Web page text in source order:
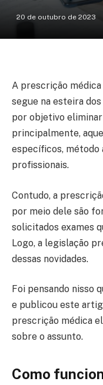
20 de outubro de 2023
A prescrição
segue na esteira dos
por objetivo
principalmente,
específicos, método
profissionais.
Contudo, a
por meio dele são
solicitados exames
Logo, a legislação
dessas novidades.
Foi pensando nisso
e publicou este
prescrição médica
sobre o assunto.
Como